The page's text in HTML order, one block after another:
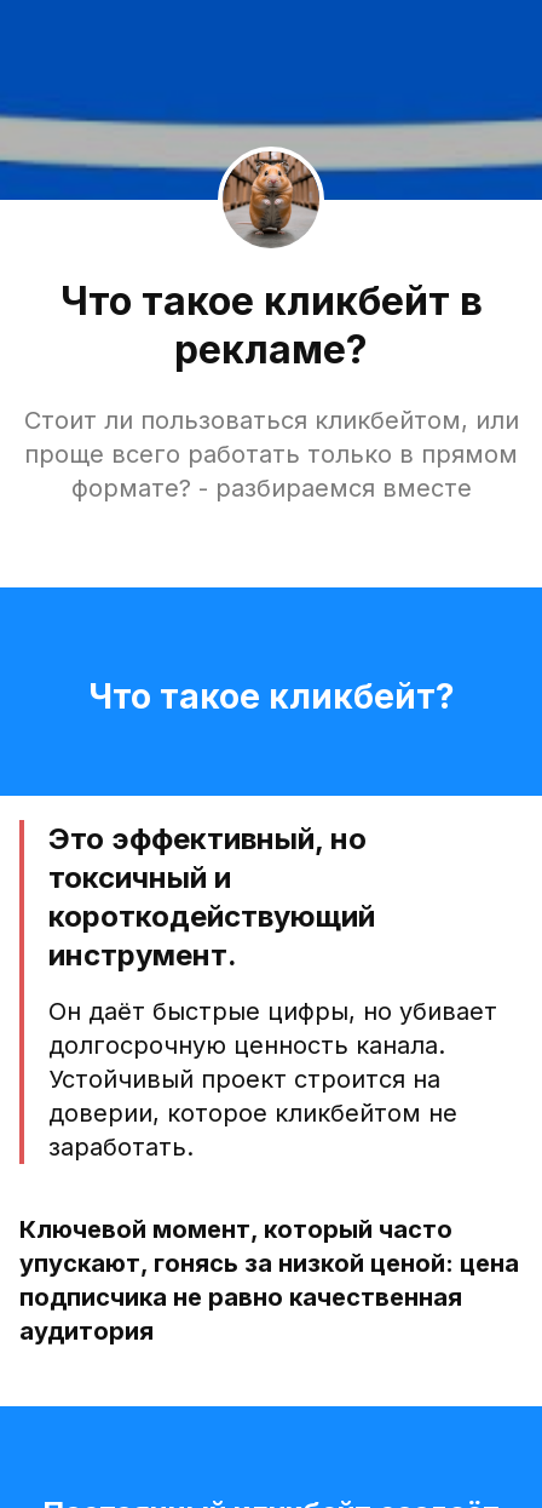
Что такое кликбейт в
рекламе?
Стоит ли пользоваться кликбейтом, или
проще всего работать только в прямом
формате? - разбираемся вместе
Что такое кликбейт?
Это эффективный, но
токсичный и
короткодействующий
инструмент.
Он даёт быстрые цифры, но убивает
долгосрочную ценность канала.
Устойчивый проект строится на
доверии, которое кликбейтом не
заработать.
Ключевой момент, который часто
упускают, гонясь за низкой ценой: цена
подписчика не равно качественная
аудитория